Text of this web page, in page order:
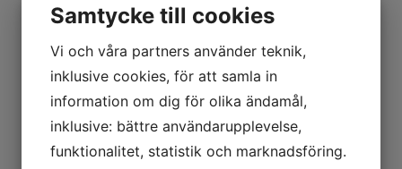
Samtycke till cookies
Vi och våra partners använder teknik,
inklusive cookies, för att samla in
information om dig för olika ändamål,
inklusive: bättre användarupplevelse,
funktionalitet, statistik och marknadsföring.